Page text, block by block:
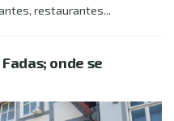
restaurantes...
onde se